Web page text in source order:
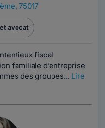
75017
avocat
fiscal
familiale d’entreprise
des groupes... Lire